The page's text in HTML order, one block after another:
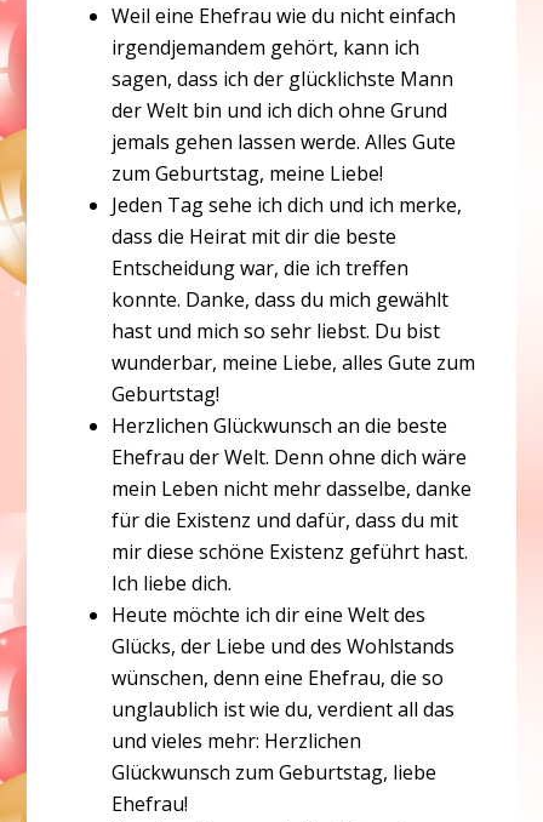
Weil eine Ehefrau wie du nicht einfach
irgendjemandem gehört, kann ich
sagen, dass ich der glücklichste Mann
der Welt bin und ich dich ohne Grund
jemals gehen lassen werde. Alles Gute
zum Geburtstag, meine Liebe!
Jeden Tag sehe ich dich und ich merke,
dass die Heirat mit dir die beste
Entscheidung war, die ich treffen
konnte. Danke, dass du mich gewählt
hast und mich so sehr liebst. Du bist
wunderbar, meine Liebe, alles Gute zum
Geburtstag!
Herzlichen Glückwunsch an die beste
Ehefrau der Welt. Denn ohne dich wäre
mein Leben nicht mehr dasselbe, danke
für die Existenz und dafür, dass du mit
mir diese schöne Existenz geführt hast.
Ich liebe dich.
Heute möchte ich dir eine Welt des
Glücks, der Liebe und des Wohlstands
wünschen, denn eine Ehefrau, die so
unglaublich ist wie du, verdient all das
und vieles mehr: Herzlichen
Glückwunsch zum Geburtstag, liebe
Ehefrau!